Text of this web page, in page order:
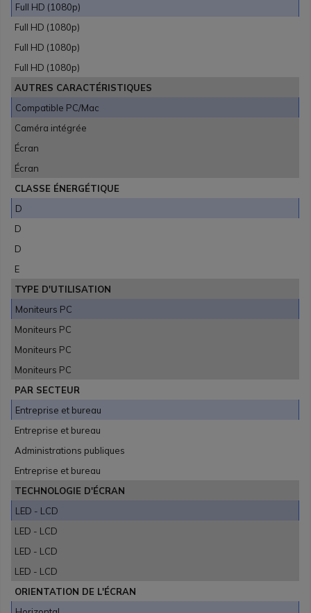
Full HD (1080p)
Full HD (1080p)
Full HD (1080p)
Full HD (1080p)
AUTRES CARACTÉRISTIQUES
Compatible PC/Mac
Caméra intégrée
Écran
Écran
CLASSE ÉNERGÉTIQUE
D
D
D
E
TYPE D'UTILISATION
Moniteurs PC
Moniteurs PC
Moniteurs PC
Moniteurs PC
PAR SECTEUR
Entreprise et bureau
Entreprise et bureau
Administrations publiques
Entreprise et bureau
TECHNOLOGIE D'ÉCRAN
LED - LCD
LED - LCD
LED - LCD
LED - LCD
ORIENTATION DE L'ÉCRAN